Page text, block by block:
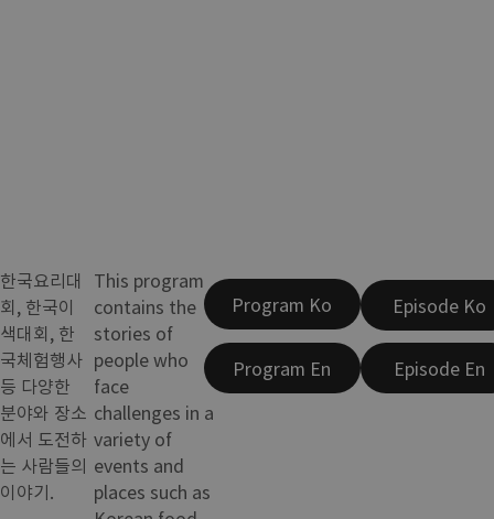
한국요리대
회, 한국이
색대회, 한
국체험행사
등 다양한
분야와 장소
에서 도전하
는 사람들의
이야기.
This program
contains the
stories of
people who
face
challenges in a
variety of
events and
places such as
Program Ko
Program En
Episode Ko
Episode En